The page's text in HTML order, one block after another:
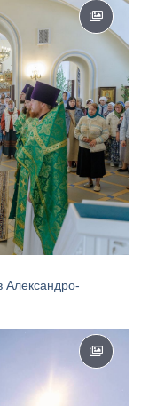
Александро-